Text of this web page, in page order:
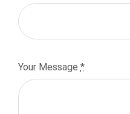
Your Message *